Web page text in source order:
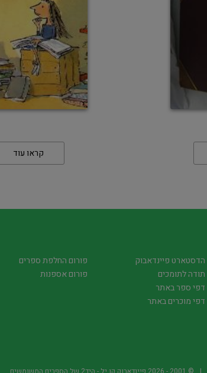
קראו עוד
הדסטארט פיינדאבוק
תודה לתומכים
דפי ספר באתר
דפי מוכרים באתר
פורום החלפת ספרים
פורום אספנות